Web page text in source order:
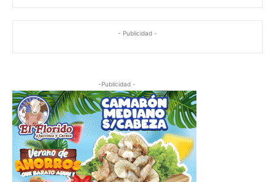
- Publicidad -
-Publicidad -